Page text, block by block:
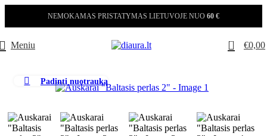
NEMOKAMAS PRISTATYMAS LIETUVOJE NUO 60 €
Meniu 0 €0,00
Padinti nuotrauką